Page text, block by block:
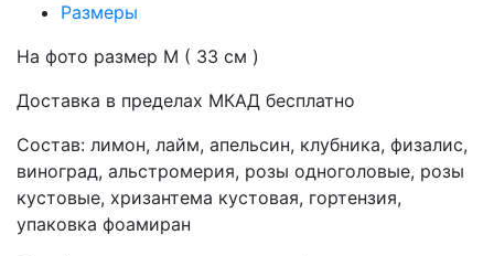
Размеры
На фото размер M ( 33 см )
Доставка в пределах МКАД бесплатно
Состав: лимон, лайм, апельсин, клубника, физалис,
виноград, альстромерия, розы одноголовые, розы
кустовые, хризантема кустовая, гортензия,
упаковка фоамиран